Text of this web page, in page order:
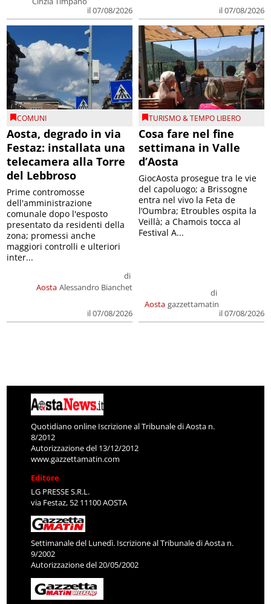
il 07/08/2026
il 07/08/2026
COMUNI
Aosta, degrado in via
Festaz: installata una
telecamera alla Torre
del Lebbroso
Aosta
di
Alessandro Bianchet
il 07/08/2026
Prime contromosse
dell'amministrazione
comunale dopo l'esposto
presentato da residenti della
zona; promessi anche
maggiori controlli e ulteriori
inter...
TURISMO & TEMPO LIBERO
Cosa fare nel fine
settimana in Valle
d’Aosta
Aosta
di
gazzettamatin
il 07/08/2026
GiocAosta prosegue tra le vie
del capoluogo; a Brissogne
entra nel vivo la Feta de
l’Oumbra; Etroubles ospita la
Veillà; a Chamois tocca al
Festival A...
Quotidiano online Iscrizione al Tribunale di Aosta n.
8/2012
Autorizzazione del 13/12/2012
www.gazzettamatin.com
Editore
LG PRESSE S.R.L.
via Festaz, 52 11100 AOSTA
Settimanale del Lunedì. Iscrizione al Tribunale di Aosta n.
9/2002
Autorizzazione del 20/05/2002